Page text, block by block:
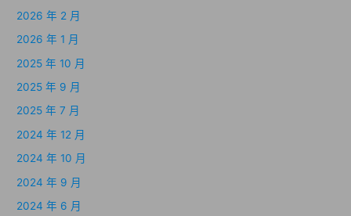
2026 年 2 月
2026 年 1 月
2025 年 10 月
2025 年 9 月
2025 年 7 月
2024 年 12 月
2024 年 10 月
2024 年 9 月
2024 年 6 月